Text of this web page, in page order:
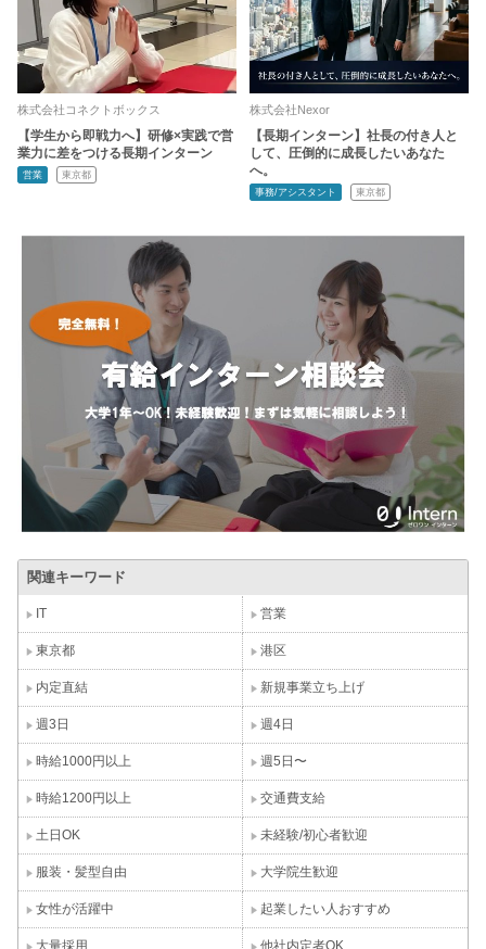
株式会社コネクトボックス
【学生から即戦力へ】研修×実践で営
業力に差をつける長期インターン
営業 東京都
株式会社Nexor
【長期インターン】社長の付き人と
して、圧倒的に成長したいあなた
へ。
事務/アシスタント 東京都
関連キーワード
IT 営業
東京都 港区
内定直結 新規事業立ち上げ
週3日 週4日
時給1000円以上 週5日〜
時給1200円以上 交通費支給
土日OK 未経験/初心者歓迎
服装・髪型自由 大学院生歓迎
女性が活躍中 起業したい人おすすめ
大量採用 他社内定者OK